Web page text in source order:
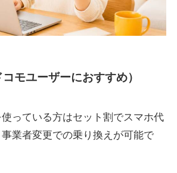
モユーザーにおすすめ）
っている方はセット割でスマホ代
業者変更での乗り換えが可能で